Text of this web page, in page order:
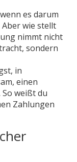
es darum
wie stellt
nimmt nicht
sondern
in
einen
weißt du
Zahlungen